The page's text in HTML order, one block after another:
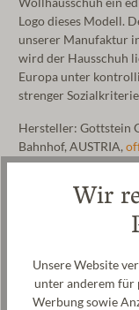
Wollhausschuh ein
Logo dieses Modell.
unserer Manufaktur
wird der Hausschuh
Europa unter
strenger
Hersteller: Gottstein
Bahnhof, AUSTRIA,
Wir
Unsere Website
unter anderem für
Werbung sowie